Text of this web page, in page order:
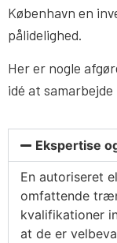
København en
pålidelighed.
Her er nogle
idé at
Ekspertise
En autoriseret
omfattende
kvalifikationer
at de er